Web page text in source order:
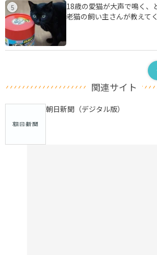
5
18歳の愛猫が大声で鳴く
老猫の飼い主さんが教えて
関連サイト
朝日新聞（デジタル版）